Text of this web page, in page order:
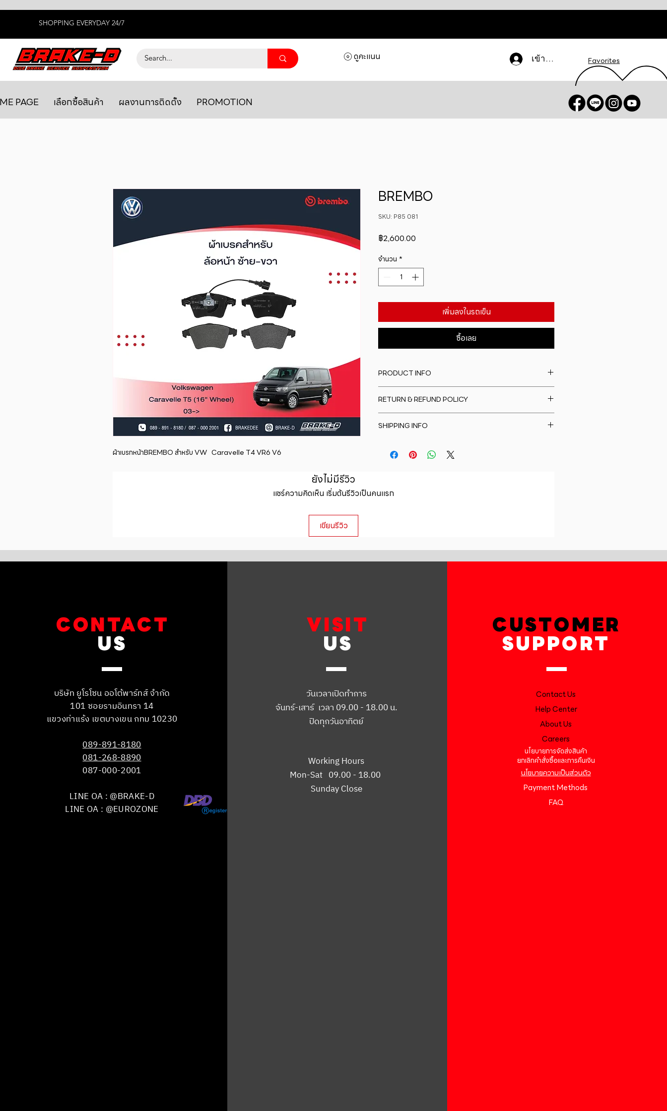
SHOPPING EVERYDAY 24/7
เข้าสู่ระบบ Favorites
ดูคะแนน
PAGE เลือกซื้อสินค้า ผลงานการติดตั้ง PROMOTION
ผ้าเบรกหน้าBREMBO สำหรับ VW   Caravelle T4 VR6 V6
BREMBO
SKU: P85 081
฿2,600.00
จำนวน *
เพิ่มลงในรถเข็น
ซื้อเลย
PRODUCT INFO
information about your product such as sizing,
material, care and cleaning instructions. This is also a
great space to write what makes this product
RETURN & REFUND POLICY
to let your customers know what to do in case they
straightforward refund or exchange policy is a great
way to build trust and reassure your customers that
SHIPPING INFO
information about your shipping methods,
can buy from you with confidence.
ยังไม่มีรีวิว
แชร์ความคิดเห็น เริ่มต้นรีวิวเป็นคนแรก
เขียนรีวิว
CONTACT
US
บริษัท ยูโรโซน ออโต้พาร์ทส์ จำกัด
101 ซอยรามอินทรา 14
แขวงท่าแร้ง เขตบางเขน กทม 10230
089-891-8180
081-268-8890
087-000-2001
LINE OA : @BRAKE-D
LINE OA : @EUROZONE
VISIT
US
วันเวลาเปิดทำการ
จันทร์-เสาร์ เวลา 09.00 - 18.00 น.
ปิดทุกวันอาทิตย์
Working Hours
Mon-Sat 09.00 - 18.00
Sunday Close
CUSTOMER
SUPPORT
Contact Us
Help Center
About Us
Careers
นโยบายการจัดส่งสินค้า
ยกเลิกคำสั่งซื้อและการคืนเงิน
นโยบายความเป็นส่วนตัว
Payment Methods
FAQ